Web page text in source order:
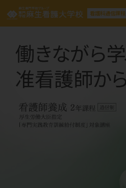
看護科通信課程
NEWS
ASOの通信課程 学びの特色
看護科通信課程について